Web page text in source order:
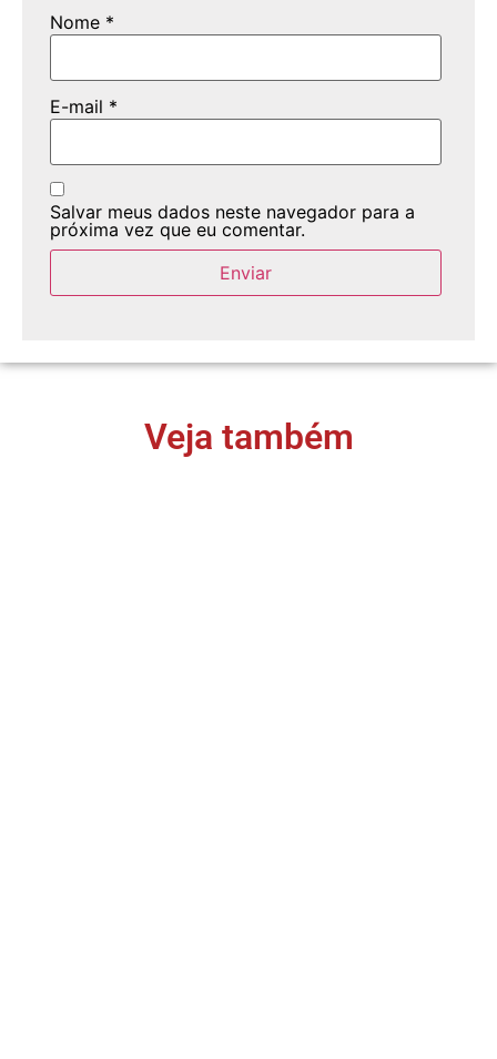
Nome *
E-mail *
Salvar meus dados neste navegador para a
próxima vez que eu comentar.
Veja também